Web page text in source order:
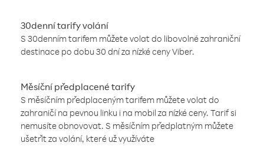
30denní tarify volání
S 30denním tarifem můžete volat do libovolné zahraniční
destinace po dobu 30 dní za nízké ceny Viber.
Měsíční předplacené tarify
S měsíčním předplaceným tarifem můžete volat do
zahraničí na pevnou linku i na mobil za nízké ceny. Tarif si
nemusíte obnovovat. S měsíčním předplatným můžete
ušetřit za volání, které už využíváte